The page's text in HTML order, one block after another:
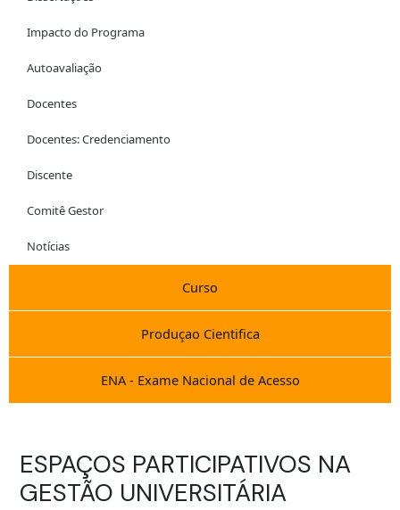
Curso
Produçao Cientifica
ENA - Exame Nacional de Acesso
Impacto do Programa
Autoavaliação
Docentes
Docentes: Credenciamento
Discente
Comitê Gestor
Notícias
ESPAÇOS PARTICIPATIVOS NA
GESTÃO UNIVERSITÁRIA